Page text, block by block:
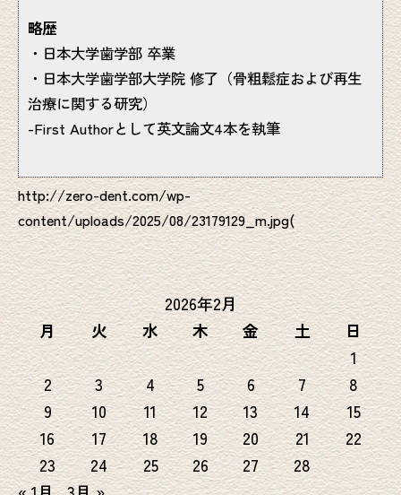
略歴
・日本大学歯学部 卒業
・日本大学歯学部大学院 修了（骨粗鬆症および再生
治療に関する研究）
-First Authorとして英文論文4本を執筆
http://zero-dent.com/wp-
content/uploads/2025/08/23179129_m.jpg(
2026年2月
月
火 水 木 金 土
日
1
2
3 4 5 6 7
8
9
10 11 12 13 14
15
16
17 18 19 20 21
22
23
24 25 26 27
28